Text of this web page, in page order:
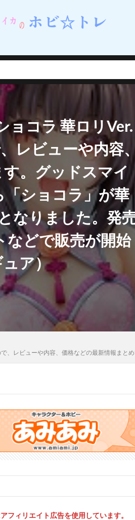
蝸之殼スタジオ（スネイルシェルスタジオ）
角楯カリン 設定資料集
んしちゃん 踊り子
軌跡シリーズ
きですか？
生 金糸雀 金色の闇 鈴原美紗
長瀞さん 閃乱カグラ
閃乱カグラ
閃刀姫 開栓注意 間桐桜
限定販売 陰の実力者になりたくて！
雛衣ポーレット 雨天決行 雪ノ下
雷霆特遣隊 WHISKY・SOUR 霊使い
青眼の究極竜 静山マシロ 風
Wind Chamer 風鳴翼 食戟のソー
世界へお出掛け中 高坂桐乃 高巻杏
魔女の旅々 魔妖 魔弾
文香 鹿乃 黒チャイナさん 黒咲
SLASH
検索
ョコラ 華ロリVer.
レビューや内容
。グッドスマイ
ショコラ」が華
なりました。発
などで販売が開始
ア）
、レビューや内容、価格などの最新情報
フィリエイト広告を使用しています。